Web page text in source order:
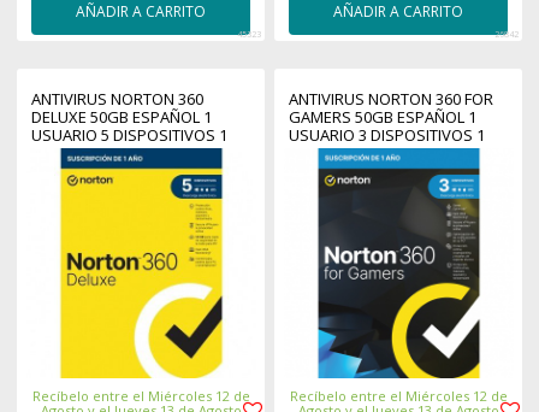
AÑADIR A CARRITO
45323
AÑADIR A CARRITO
26842
ANTIVIRUS NORTON 360
DELUXE 50GB ESPAÑOL 1
USUARIO 5 DISPOSITIVOS 1
AÑO ESD ELECTRONICA
DRMKEY GUM
Recíbelo entre el Miércoles 12 de
ANTIVIRUS NORTON 360 FOR
GAMERS 50GB ESPAÑOL 1
USUARIO 3 DISPOSITIVOS 1
AÑO CAJA GENERIC RSP MM
GUM
Recíbelo entre el Miércoles 12 de